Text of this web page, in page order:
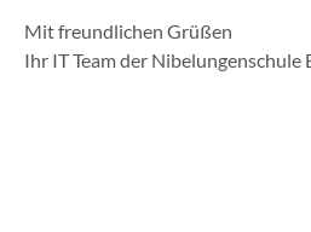
Mit freundlichen Grüßen
Ihr IT Team der Nibelungenschule